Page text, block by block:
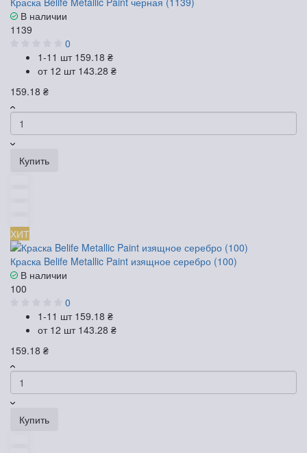
В наличии
1139
0
1-11 шт 159.18 ₴
от 12 шт 143.28 ₴
159.18 ₴
Купить
ХИТ
Краска Belife Metallic Paint изящное серебро (100)
В наличии
100
0
1-11 шт 159.18 ₴
от 12 шт 143.28 ₴
159.18 ₴
Купить